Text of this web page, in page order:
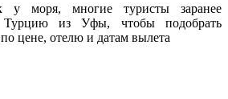
у моря, многие туристы заранее
из Уфы, чтобы подобрать
цене, отелю и датам вылета